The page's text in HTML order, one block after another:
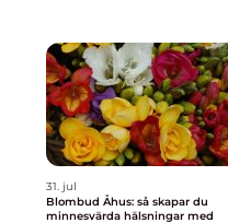
31. jul
Blombud Åhus: så skapar du
minnesvärda hälsningar med